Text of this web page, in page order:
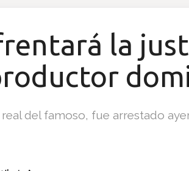
la
del famoso, fue arrestado